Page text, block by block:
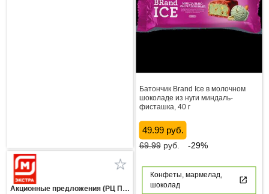
Батончик Brand Ice в молочном
шоколаде из нуги миндаль-
фисташка, 40 г
49.99 руб.
69.99руб. -29%
Конфеты, мармелад,
шоколад
Акционные предложения (РЦ Пнз)